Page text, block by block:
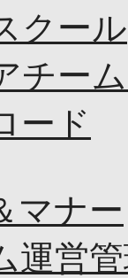
クール
チー
ード
マナー
運営